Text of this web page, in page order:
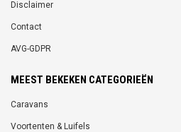
Disclaimer
Contact
AVG-GDPR
MEEST BEKEKEN CATEGORIEËN
Caravans
Voortenten & Luifels